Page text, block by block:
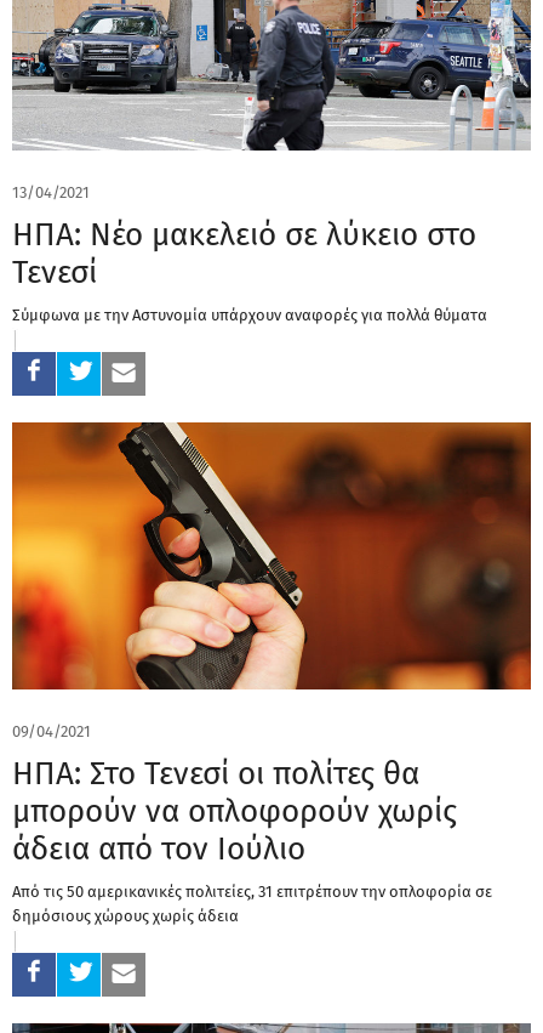
13/04/2021
ΗΠΑ: Νέο μακελειό σε λύκειο στο
Τενεσί
Σύμφωνα με την Αστυνομία υπάρχουν αναφορές για πολλά θύματα
09/04/2021
ΗΠΑ: Στο Τενεσί οι πολίτες θα
μπορούν να οπλοφορούν χωρίς
άδεια από τον Ιούλιο
Από τις 50 αμερικανικές πολιτείες, 31 επιτρέπουν την οπλοφορία σε
δημόσιους χώρους χωρίς άδεια